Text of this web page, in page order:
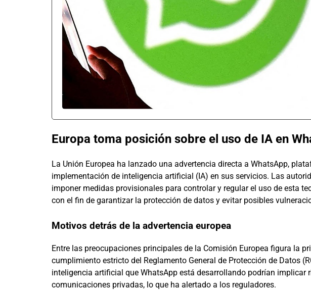
Europa toma posición sobre el uso de IA en
La Unión Europea ha lanzado una advertencia directa a WhatsApp,
implementación de inteligencia artificial (IA) en sus servicios. Las
imponer medidas provisionales para controlar y regular el uso de esta
con el fin de garantizar la protección de datos y evitar posibles
Motivos detrás de la advertencia europea
Entre las preocupaciones principales de la Comisión Europea figura la
cumplimiento estricto del Reglamento General de Protección de Datos
inteligencia artificial que WhatsApp está desarrollando podrían implicar
comunicaciones privadas, lo que ha alertado a los reguladores.